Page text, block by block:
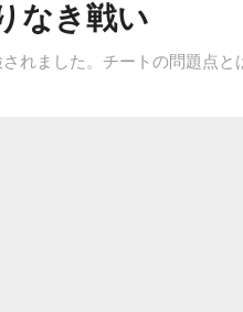
なき戦い
されました。チートの問題点